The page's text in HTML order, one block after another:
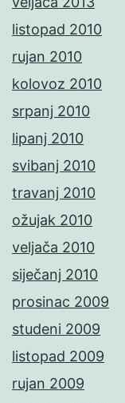
listopad 2010
rujan 2010
kolovoz 2010
srpanj 2010
lipanj 2010
svibanj 2010
travanj 2010
ožujak 2010
veljača 2010
siječanj 2010
prosinac 2009
studeni 2009
listopad 2009
rujan 2009